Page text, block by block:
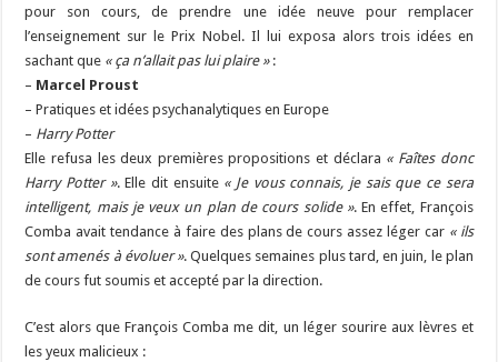
pour son cours, de prendre une idée neuve pour remplacer
l’enseignement sur le Prix Nobel. Il lui exposa alors trois idées en
sachant que « ça n’allait pas lui plaire »:
– Marcel Proust
– Pratiques et idées psychanalytiques en Europe
– Harry Potter
Elle refusa les deux premières propositions et déclara « Faîtes donc
Harry Potter ». Elle dit ensuite « Je vous connais, je sais que ce sera
intelligent, mais je veux un plan de cours solide ». En effet, François
Comba avait tendance à faire des plans de cours assez léger car « ils
sont amenés à évoluer ». Quelques semaines plus tard, en juin, le plan
de cours fut soumis et accepté par la direction.
C’est alors que François Comba me dit, un léger sourire aux lèvres et
les yeux malicieux :